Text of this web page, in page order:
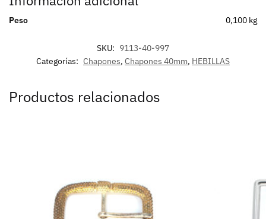
Peso 0,100 kg
SKU: 9113-40-997
Categorías: Chapones, Chapones 40mm, HEBILLAS
Productos relacionados